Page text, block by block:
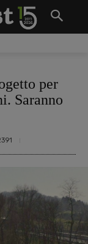
per
Saranno